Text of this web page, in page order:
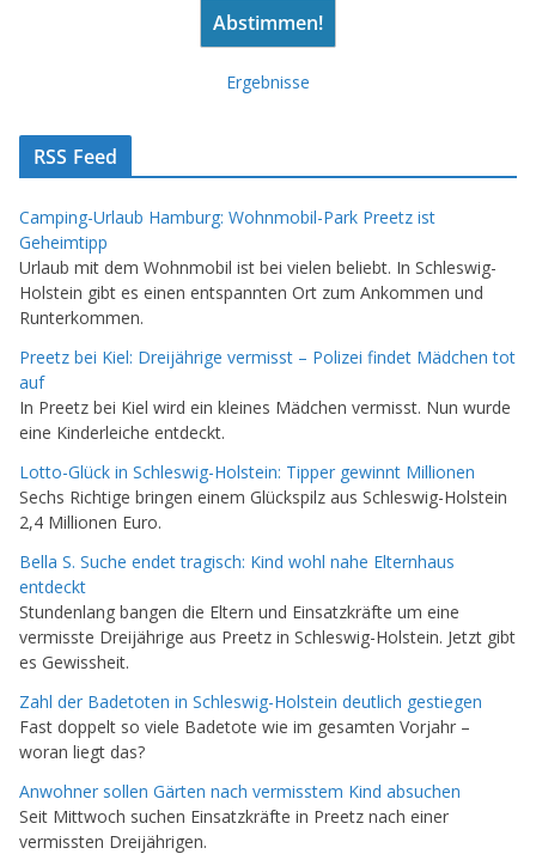
Ergebnisse
RSS Feed
Camping-Urlaub Hamburg: Wohnmobil-Park Preetz ist
Geheimtipp
Urlaub mit dem Wohnmobil ist bei vielen beliebt. In Schleswig-
Holstein gibt es einen entspannten Ort zum Ankommen und
Runterkommen.
Preetz bei Kiel: Dreijährige vermisst – Polizei findet Mädchen tot
auf
In Preetz bei Kiel wird ein kleines Mädchen vermisst. Nun wurde
eine Kinderleiche entdeckt.
Lotto-Glück in Schleswig-Holstein: Tipper gewinnt Millionen
Sechs Richtige bringen einem Glückspilz aus Schleswig-Holstein
2,4 Millionen Euro.
Bella S. Suche endet tragisch: Kind wohl nahe Elternhaus
entdeckt
Stundenlang bangen die Eltern und Einsatzkräfte um eine
vermisste Dreijährige aus Preetz in Schleswig-Holstein. Jetzt gibt
es Gewissheit.
Zahl der Badetoten in Schleswig-Holstein deutlich gestiegen
Fast doppelt so viele Badetote wie im gesamten Vorjahr –
woran liegt das?
Anwohner sollen Gärten nach vermisstem Kind absuchen
Seit Mittwoch suchen Einsatzkräfte in Preetz nach einer
vermissten Dreijährigen.